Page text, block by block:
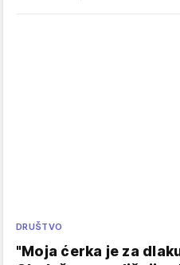
DRUŠTVO
"Moja ćerka je za